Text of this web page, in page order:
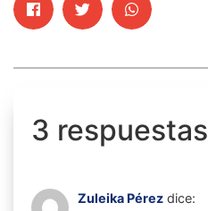
3 respuestas
Zuleika Pérez dice: